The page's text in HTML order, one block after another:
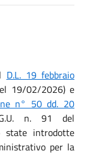
D.L. 19 febbraio
19/02/2026) e
n° 50 dd. 20
n. 91 del
state introdotte
per la